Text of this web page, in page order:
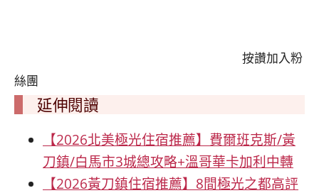
按讚加入粉
絲團
延伸閱讀
【2026北美極光住宿推薦】費爾班克斯/黃
刀鎮/白馬市3城總攻略+溫哥華卡加利中轉
【2026黃刀鎮住宿推薦】8間極光之都高評